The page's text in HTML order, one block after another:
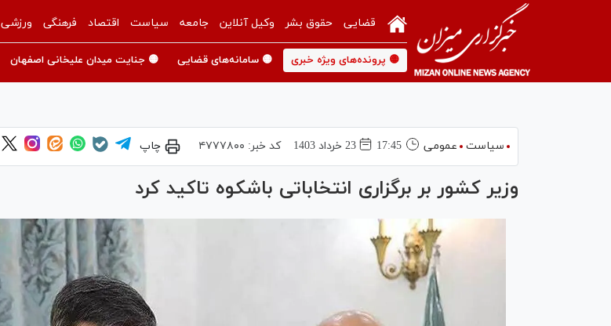
قضایی حقوق بشر وکیل آنلاین جامعه سیاست اقتصاد فرهنگی ورزشی
🟡 پرونده‌های ویژه خبری 🟡 سامانه‌های قضایی 🟡 جنایت میدان علیخانی اصفهان
سیاست عمومی 17:45 23 خرداد 1403 کد خبر: ۴۷۷۷۸۰۰ چاپ
وزیر کشور بر برگزاری انتخاباتی باشکوه تاکید کرد